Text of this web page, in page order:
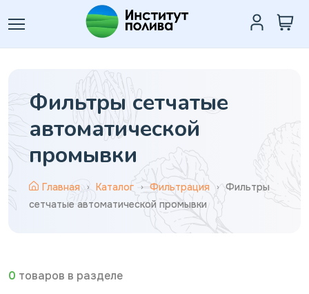
Фильтры сетчатые
автоматической
промывки
Главная Каталог Фильтрация
Фильтры
сетчатые автоматической промывки
0 товаров в разделе